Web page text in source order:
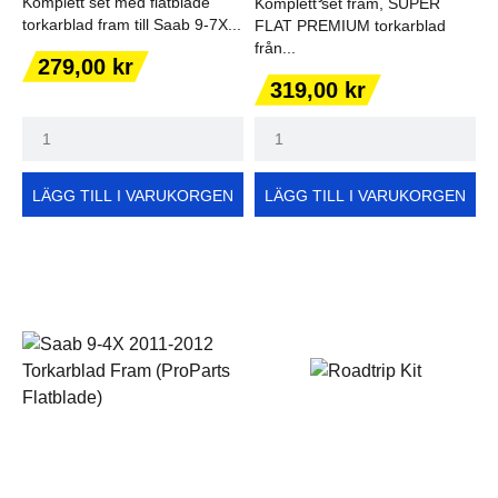
torkarblad fram till Saab 9-7X...
Pris
279,00 kr
LÄGG TILL I VARUKORGEN
FLAT PREMIUM torkarblad
från...
Pris
319,00 kr
LÄGG TILL I VARUKORGEN